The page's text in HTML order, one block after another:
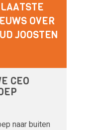
LAATSTE
OVER
JOOSTEN
CEO
naar buiten